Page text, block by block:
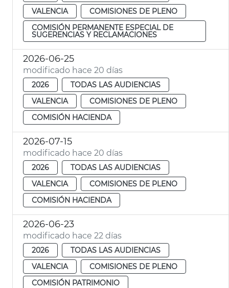
VALENCIA
COMISIONES DE PLENO
COMISIÓN PERMANENTE ESPECIAL DE
SUGERENCIAS Y RECLAMACIONES
2026-06-25
modificado hace 20 días
2026
TODAS LAS AUDIENCIAS
VALENCIA
COMISIONES DE PLENO
COMISIÓN HACIENDA
2026-07-15
modificado hace 20 días
2026
TODAS LAS AUDIENCIAS
VALENCIA
COMISIONES DE PLENO
COMISIÓN HACIENDA
2026-06-23
modificado hace 22 días
2026
TODAS LAS AUDIENCIAS
VALENCIA
COMISIONES DE PLENO
COMISIÓN PATRIMONIO